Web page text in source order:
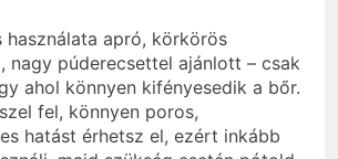
használata apró, körkörös
nagy púderecsettel ajánlott – csak
ahol könnyen kifényesedik a bőr.
fel, könnyen poros,
hatást érhetsz el, ezért inkább